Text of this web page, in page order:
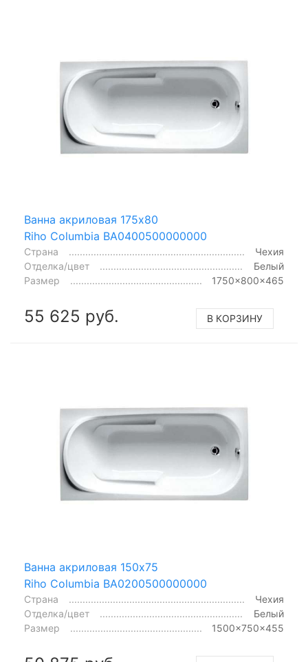
Ванна акриловая 175x80
Riho Columbia BA0400500000000
Страна
Чехия
Отделка/цвет
Белый
Размер
1750x800x465
55 625 руб. В КОРЗИНУ
Ванна акриловая 150x75
Riho Columbia BA0200500000000
Страна
Чехия
Отделка/цвет
Белый
Размер
1500x750x455